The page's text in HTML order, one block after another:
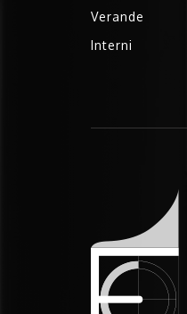
Verande
Interni